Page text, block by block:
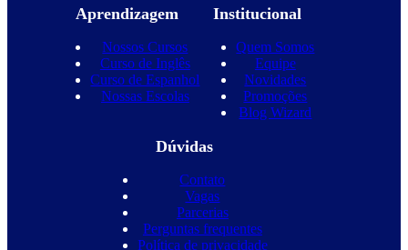
Aprendizagem
Nossos Cursos
Curso de Inglês
Curso de Espanhol
Nossas Escolas
Institucional
Quem Somos
Equipe
Novidades
Promoções
Blog Wizard
Dúvidas
Contato
Vagas
Parcerias
Perguntas frequentes
Política de privacidade